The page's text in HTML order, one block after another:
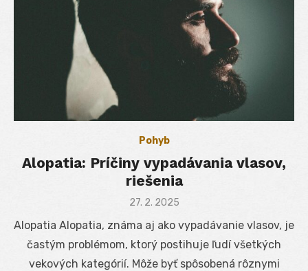
Pohyb
Alopatia: Príčiny vypadávania vlasov,
riešenia
Posted
27. 2. 2025
Alopatia Alopatia, známa aj ako vypadávanie vlasov, je
častým problémom, ktorý postihuje ľudí všetkých
vekových kategórií. Môže byť spôsobená rôznymi